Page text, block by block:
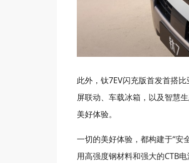
此外，钛7EV闪充版首发首搭
屏联动、车载冰箱，以及智慧
美好体验。
一切的美好体验，都构建于“安
用高强度钢材料和强大的CTB